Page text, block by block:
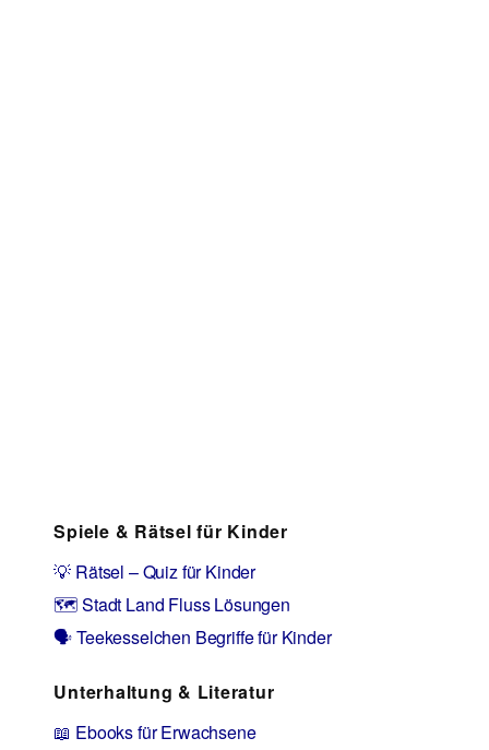
Spiele & Rätsel für Kinder
💡 Rätsel – Quiz für Kinder
🗺️ Stadt Land Fluss Lösungen
🗣️ Teekesselchen Begriffe für Kinder
Unterhaltung & Literatur
📖 Ebooks für Erwachsene